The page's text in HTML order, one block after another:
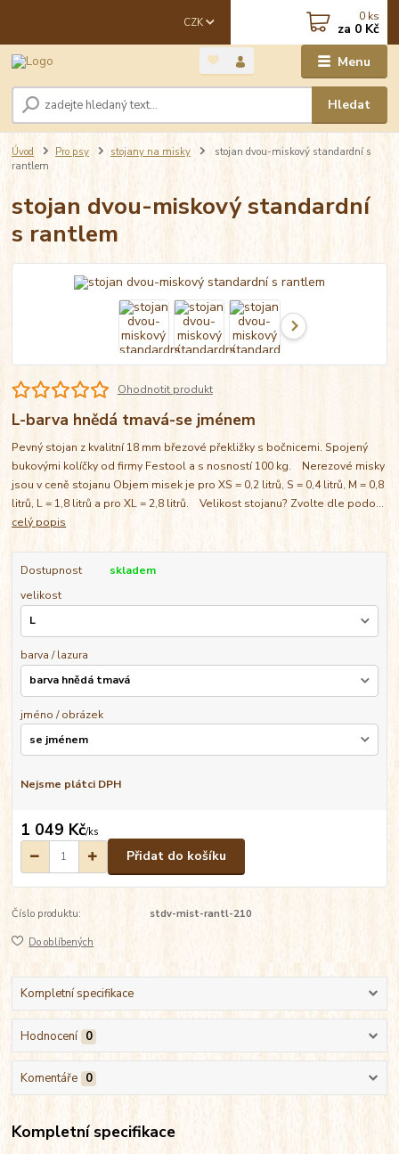
Menu
CZK
Hledat
0 ks
za 0 Kč
Úvod Pro psy stojany na misky
stojan dvou-miskový standardní s
rantlem
stojan dvou-miskový standardní
s rantlem
Ohodnotit produkt
L-barva hnědá tmavá-se jménem
Pevný stojan z kvalitní 18 mm březové překližky s bočnicemi. Spojený
bukovými kolíčky od firmy Festool a s nosností 100 kg. Nerezové misky
jsou v ceně stojanu Objem misek je pro XS = 0,2 litrů, S = 0,4 litrů, M = 0,8
litrů, L = 1,8 litrů a pro XL = 2,8 litrů. Velikost stojanu? Zvolte dle podo...
celý popis
Dostupnost
skladem
velikost
barva / lazura
jméno / obrázek
Nejsme plátci DPH
1 049 Kč/ks
Přidat do košíku
Číslo produktu: stdv-mist-rantl-210
Do oblíbených
Kompletní specifikace
Hodnocení 0
Komentáře 0
Kompletní specifikace